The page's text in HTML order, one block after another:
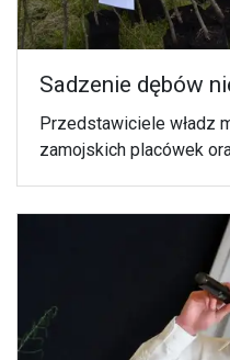
Sadzenie dębów
Przedstawiciele władz
zamojskich placówek